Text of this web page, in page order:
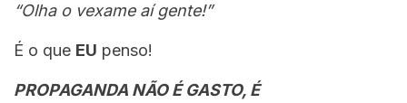
“Olha o vexame aí gente!”
É o que EU penso!
PROPAGANDA NÃO É GASTO, É